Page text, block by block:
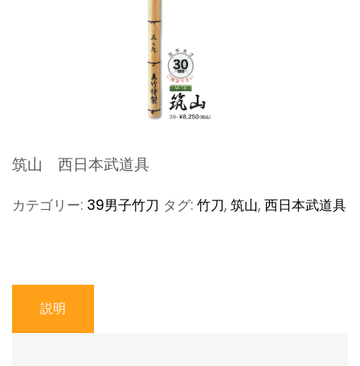
筑山 西日本武道具
カテゴリー: 39男子竹刀 タグ: 竹刀, 筑山, 西日本武道具
説明